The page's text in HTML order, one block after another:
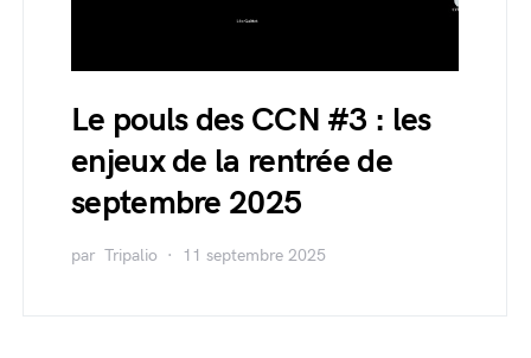
Le pouls des CCN #3 : les
enjeux de la rentrée de
septembre 2025
par Tripalio 11 septembre 2025